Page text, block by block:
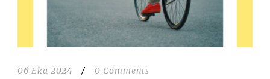
06 Eka 2024 / 0 Comments